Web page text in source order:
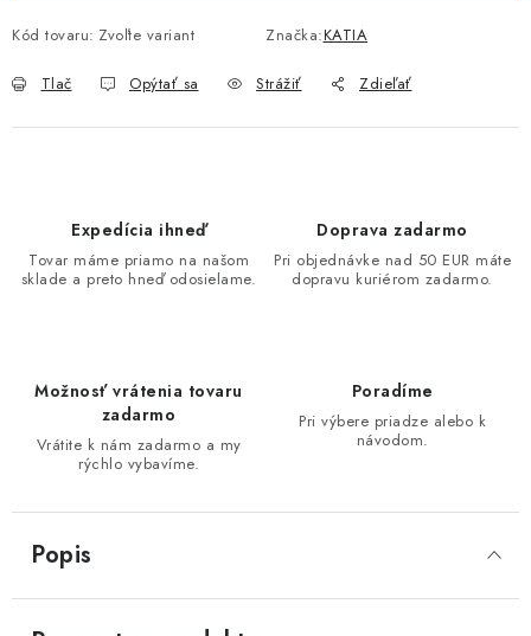
Kód tovaru: Zvoľte variant Značka:KATIA
Tlač Opýtať sa Strážiť Zdieľať
Expedícia ihneď
Tovar máme priamo na našom
sklade a preto hneď odosielame.
Doprava zadarmo
Pri objednávke nad 50 EUR máte
dopravu kuriérom zadarmo.
Možnosť vrátenia tovaru
zadarmo
Vrátite k nám zadarmo a my
rýchlo vybavíme.
Poradíme
Pri výbere priadze alebo k
návodom.
Popis